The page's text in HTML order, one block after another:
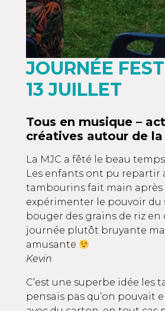
JOURNÉE
13 JUILLET
Tous en musique –
créatives autour de
La MJC a fêté le beau
Les enfants ont pu repartir
tambourins fait main après
expérimenter le pouvoir du
bouger des grains de riz en
journée plutôt bruyante
amusante
Kevin
C’est une superbe idée les
pensais pas qu’on pouvait